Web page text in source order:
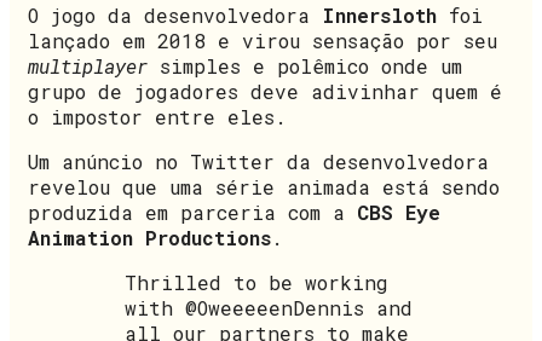
O jogo da desenvolvedora Innersloth foi
lançado em 2018 e virou sensação por seu
multiplayer simples e polêmico onde um
grupo de jogadores deve adivinhar quem é
o impostor entre eles.
Um anúncio no Twitter da desenvolvedora
revelou que uma série animada está sendo
produzida em parceria com a CBS Eye
Animation Productions.
Thrilled to be working
with @OweeeeenDennis and
all our partners to make